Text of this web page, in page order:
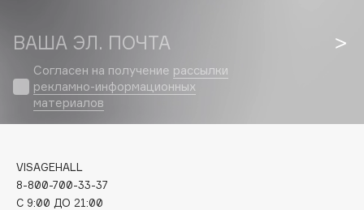
Carbon Theory
Carolina Herrera
Catrice
Chupa Chups
Clarette
ВАША ЭЛ. ПОЧТА
Согласен на получение рассылки
рекламно-информационных
материалов
VISAGEHALL
8-800-700-33-37
C 9:00 ДО 21:00